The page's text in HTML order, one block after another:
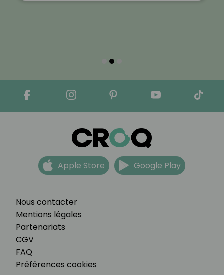
Nous contacter
Mentions légales
Partenariats
CGV
FAQ
Préférences cookies
Apple Store Google Play